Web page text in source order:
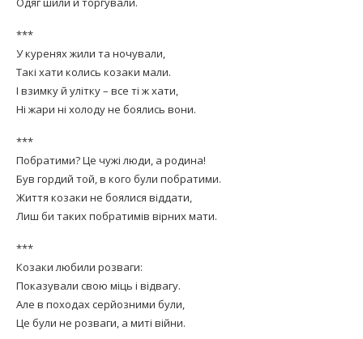
***
У куренях жили та ночували,
Такі хати колись козаки мали.
І взимку й улітку – все ті ж хати,
Ні жари ні холоду не боялись вони.
***
Побратими? Це чужі люди, а родина!
Був гордий той, в кого були побратими.
Життя козаки не боялися віддати,
Лиш би таких побратимів вірних мати.
***
Козаки любили розваги:
Показували свою міць і відвагу.
Але в походах серйозними були,
Це були не розваги, а миті війни.